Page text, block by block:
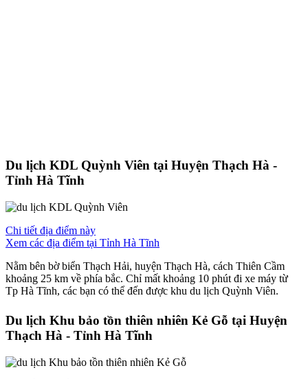
Du lịch KDL Quỳnh Viên tại Huyện Thạch Hà -
Tỉnh Hà Tĩnh
Chi tiết địa điểm này
Xem các địa điểm tại Tỉnh Hà Tĩnh
Nằm bên bờ biển Thạch Hải, huyện Thạch Hà, cách Thiên Cầm
khoảng 25 km về phía bắc. Chỉ mất khoảng 10 phút đi xe máy từ
Tp Hà Tĩnh, các bạn có thể đến được khu du lịch Quỳnh Viên.
Du lịch Khu bảo tồn thiên nhiên Kẻ Gỗ tại Huyện
Thạch Hà - Tỉnh Hà Tĩnh